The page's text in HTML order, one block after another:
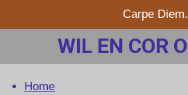
direct
de
hoofdinhoud
WIL EN COR
Carpe Diem.
Home